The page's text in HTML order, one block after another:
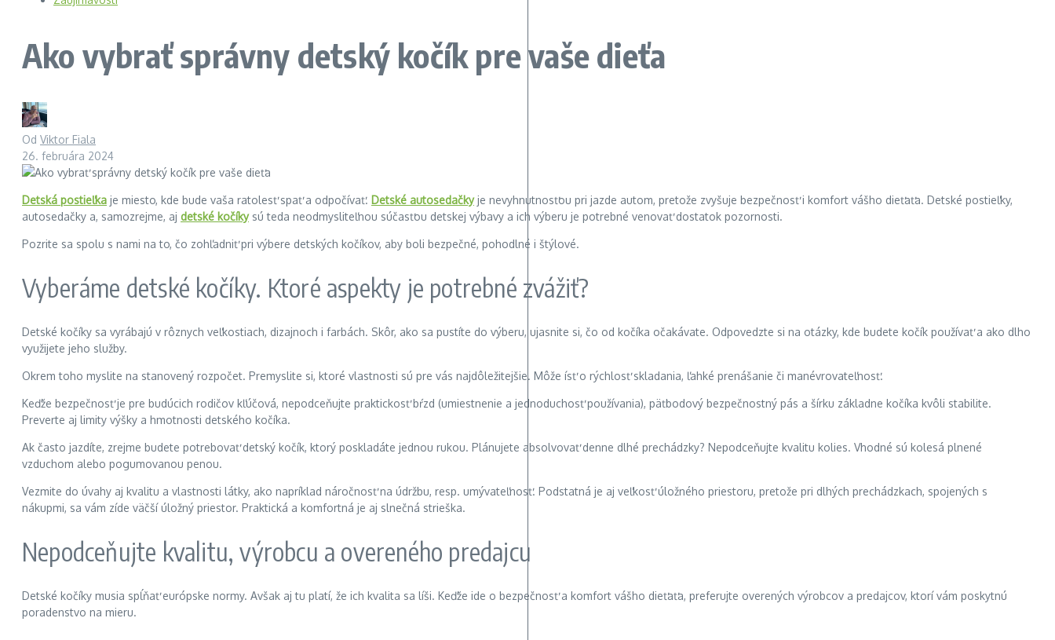
Ako vybrať správny detský kočík pre vaše dieťa
Od Viktor Fiala
26. februára 2024
Detská postieľka je miesto, kde bude vaša ratolesť spať a odpočívať. Detské autosedačkyje nevyhnutnosťou pri jazde autom, pretože zvyšuje bezpečnosť i komfort vášho dieťaťa. Detské postieľky,
autosedačky a, samozrejme, aj detské kočíkysú teda neodmysliteľnou súčasťou detskej výbavy a ich výberu je potrebné venovať dostatok pozornosti.
Pozrite sa spolu s nami na to, čo zohľadniť pri výbere detských kočíkov, aby boli bezpečné, pohodlné i štýlové.
Vyberáme detské kočíky. Ktoré aspekty je potrebné zvážiť?
Detské kočíky sa vyrábajú v rôznych veľkostiach, dizajnoch i farbách. Skôr, ako sa pustíte do výberu, ujasnite si, čo od kočíka očakávate. Odpovedzte si na otázky, kde budete kočík používať a ako dlho
využijete jeho služby.
Okrem toho myslite na stanovený rozpočet. Premyslite si, ktoré vlastnosti sú pre vás najdôležitejšie. Môže ísť o rýchlosť skladania, ľahké prenášanie či manévrovateľnosť.
Keďže bezpečnosť je pre budúcich rodičov kľúčová, nepodceňujte praktickosť bŕzd (umiestnenie a jednoduchosť používania), päťbodový bezpečnostný pás a šírku základne kočíka kvôli stabilite.
Preverte aj limity výšky a hmotnosti detského kočíka.
Ak často jazdíte, zrejme budete potrebovať detský kočík, ktorý poskladáte jednou rukou. Plánujete absolvovať denne dlhé prechádzky? Nepodceňujte kvalitu kolies. Vhodné sú kolesá plnené
vzduchom alebo pogumovanou penou.
Vezmite do úvahy aj kvalitu a vlastnosti látky, ako napríklad náročnosť na údržbu, resp. umývateľnosť. Podstatná je aj veľkosť úložného priestoru, pretože pri dlhých prechádzkach, spojených s
nákupmi, sa vám zíde väčší úložný priestor. Praktická a komfortná je aj slnečná strieška.
Nepodceňujte kvalitu, výrobcu a overeného predajcu
Detské kočíky musia spĺňať európske normy. Avšak aj tu platí, že ich kvalita sa líši. Keďže ide o bezpečnosť a komfort vášho dieťaťa, preferujte overených výrobcov a predajcov, ktorí vám poskytnú
poradenstvo na mieru.